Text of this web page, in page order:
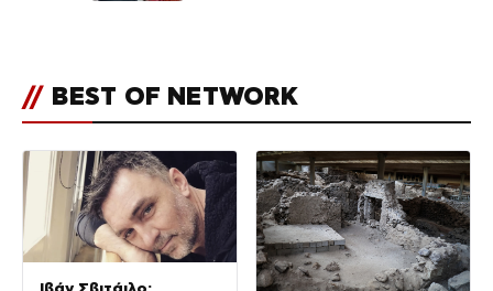
// BEST OF NETWORK